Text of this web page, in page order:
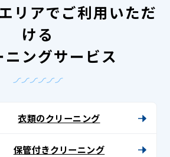
リアでご利用いただ
ける
ニングサービス
衣類のクリーニング
保管付きクリーニング